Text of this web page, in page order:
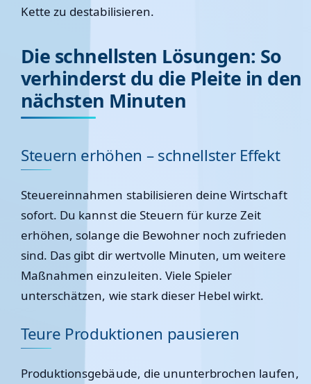
Kette zu destabilisieren.
Die schnellsten Lösungen: So
verhinderst du die Pleite in den
nächsten Minuten
Steuern erhöhen – schnellster Effekt
Steuereinnahmen stabilisieren deine Wirtschaft
sofort. Du kannst die Steuern für kurze Zeit
erhöhen, solange die Bewohner noch zufrieden
sind. Das gibt dir wertvolle Minuten, um weitere
Maßnahmen einzuleiten. Viele Spieler
unterschätzen, wie stark dieser Hebel wirkt.
Teure Produktionen pausieren
Produktionsgebäude, die ununterbrochen laufen,